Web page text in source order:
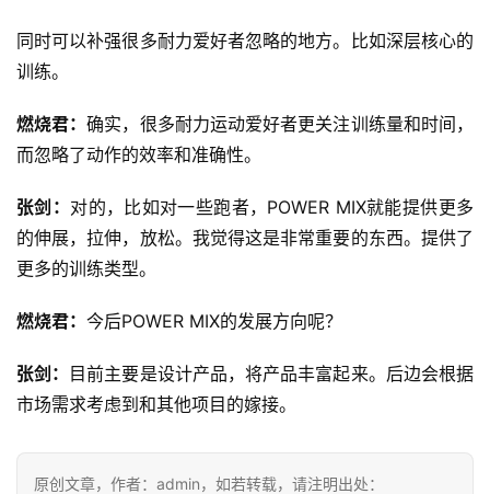
同时可以补强很多耐力爱好者忽略的地方。比如深层核心的
训练。
燃烧君：确实，很多耐力运动爱好者更关注训练量和时间，
而忽略了动作的效率和准确性。
张剑： 对的，比如对一些跑者，POWER MIX就能提供更多
的伸展，拉伸，放松。我觉得这是非常重要的东西。提供了
更多的训练类型。
燃烧君： 今后POWER MIX的发展方向呢？
张剑： 目前主要是设计产品，将产品丰富起来。后边会根据
市场需求考虑到和其他项目的嫁接。
原创文章，作者：admin，如若转载，请注明出处：